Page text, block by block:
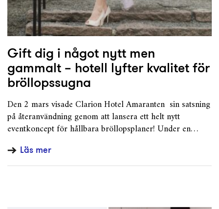
Gift dig i något nytt men
gammalt – hotell lyfter kvalitet för
bröllopssugna
Den 2 mars visade Clarion Hotel Amaranten sin satsning
på återanvändning genom att lansera ett helt nytt
eventkoncept för hållbara bröllopsplaner! Under en…
Läs mer